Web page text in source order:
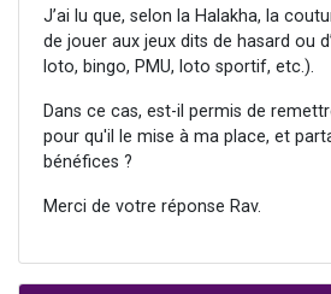
J’ai lu que, selon la Halakha, la
de jouer aux jeux dits de hasard ou
loto, bingo, PMU, loto sportif, etc.).
Dans ce cas, est-il permis de
pour qu'il le mise à ma place, et
bénéfices ?
Merci de votre réponse Rav.